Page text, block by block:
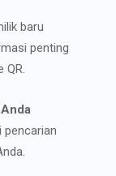
baru
penting
QR.
pencarian